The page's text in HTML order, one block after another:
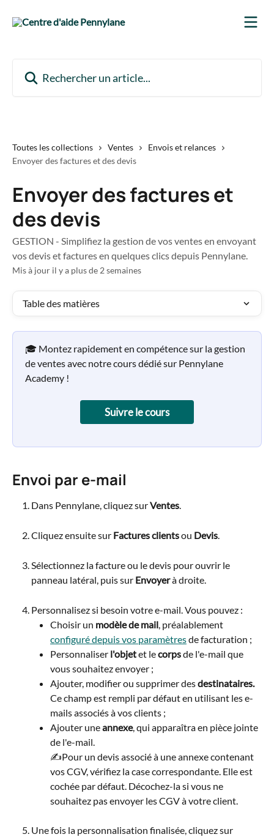
Toutes les collections Ventes
Envois et relances
Envoyer des factures et des devis
Envoyer des factures et
des devis
GESTION - Simplifiez la gestion de vos ventes en envoyant
vos devis et factures en quelques clics depuis Pennylane.
Mis à jour il y a plus de 2 semaines
Table des matières
🎓 Montez rapidement en compétence sur la gestion
de ventes avec notre cours dédié sur Pennylane
Academy !
Suivre le cours
Envoi par e-mail
Dans Pennylane, cliquez sur Ventes.
Cliquez ensuite sur Factures clients ou Devis.
Sélectionnez la facture ou le devis pour ouvrir le
panneau latéral, puis sur Envoyer à droite.
Personnalisez si besoin votre e-mail. Vous pouvez :
Choisir un modèle de mail, préalablement
configuré depuis vos paramètres de facturation ;
Personnaliser l'objet et le corps de l'e-mail que
vous souhaitez envoyer ;
Ajouter, modifier ou supprimer des destinataires.
Ce champ est rempli par défaut en utilisant les e-
mails associés à vos clients ;
Ajouter une annexe, qui apparaîtra en pièce jointe
de l'e-mail.
✍️Pour un devis associé à une annexe contenant
vos CGV, vérifiez la case correspondante. Elle est
cochée par défaut. Décochez-la si vous ne
souhaitez pas envoyer les CGV à votre client.
Une fois la personnalisation finalisée, cliquez sur